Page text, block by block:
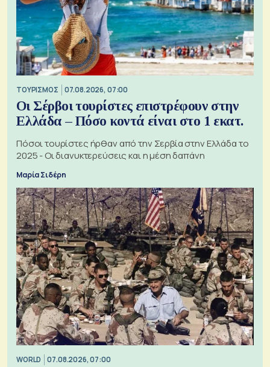
ΤΟΥΡΙΣΜΟΣ 07.08.2026, 07:00
Οι Σέρβοι τουρίστες επιστρέφουν στην
Ελλάδα – Πόσο κοντά είναι στο 1 εκατ.
Πόσοι τουρίστες ήρθαν από την Σερβία στην Ελλάδα το
2025 - Οι διανυκτερεύσεις και η μέση δαπάνη
Μαρία Σιδέρη
WORLD 07.08.2026, 07:00